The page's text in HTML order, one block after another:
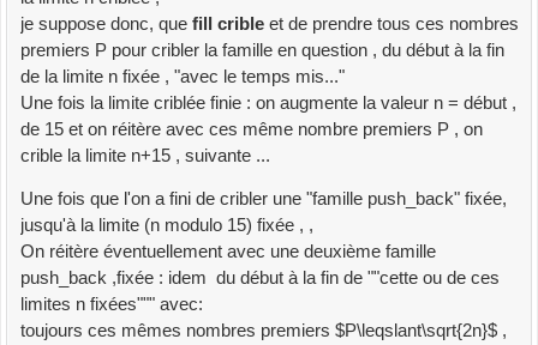
je suppose donc, que fill crible et de prendre tous ces nombres
premiers P pour cribler la famille en question , du début à la fin
de la limite n fixée , "avec le temps mis..."
Une fois la limite criblée finie : on augmente la valeur n = début ,
de 15 et on réitère avec ces même nombre premiers P , on
crible la limite n+15 , suivante ...
Une fois que l'on a fini de cribler une "famille push_back" fixée,
jusqu'à la limite (n modulo 15) fixée , ,
On réitère éventuellement avec une deuxième famille
push_back ,fixée : idem du début à la fin de ""cette ou de ces
limites n fixées""" avec:
toujours ces mêmes nombres premiers $P\leqslant\sqrt{2n}$ ,